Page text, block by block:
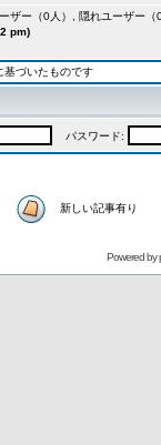
ザー（0人）, 隠れユーザー
pm)
基づいたものです
パスワード:
新しい記事有り
Powered by